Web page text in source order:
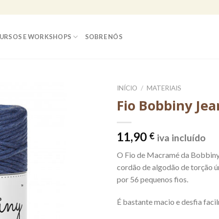
E WORKSHOPS SOBRE NÓS
INÍCIO / MATERIAIS
Fio Bobbiny
11,90 € iva incluído
O Fio de Macramé da
cordão de algodão de torção
por 56 pequenos fios.
É bastante macio e desfia